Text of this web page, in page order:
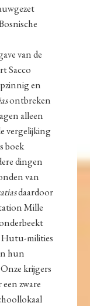
van de
Sacco
en
ontbreken
alleen
vergelijking
boek
dingen
van
daardoor
Mille
Hutu-milities
hun
krijgers
zware